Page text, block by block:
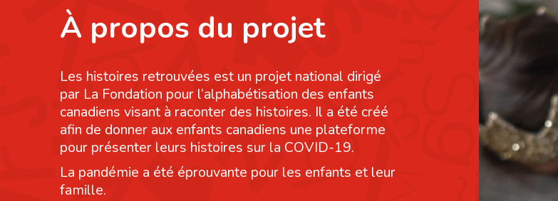
À propos du projet
Les histoires retrouvées est un projet national dirigé
par La Fondation pour l’alphabétisation des enfants
canadiens visant à raconter des histoires. Il a été créé
afin de donner aux enfants canadiens une plateforme
pour présenter leurs histoires sur la COVID-19.
La pandémie a été éprouvante pour les enfants et leur
famille.